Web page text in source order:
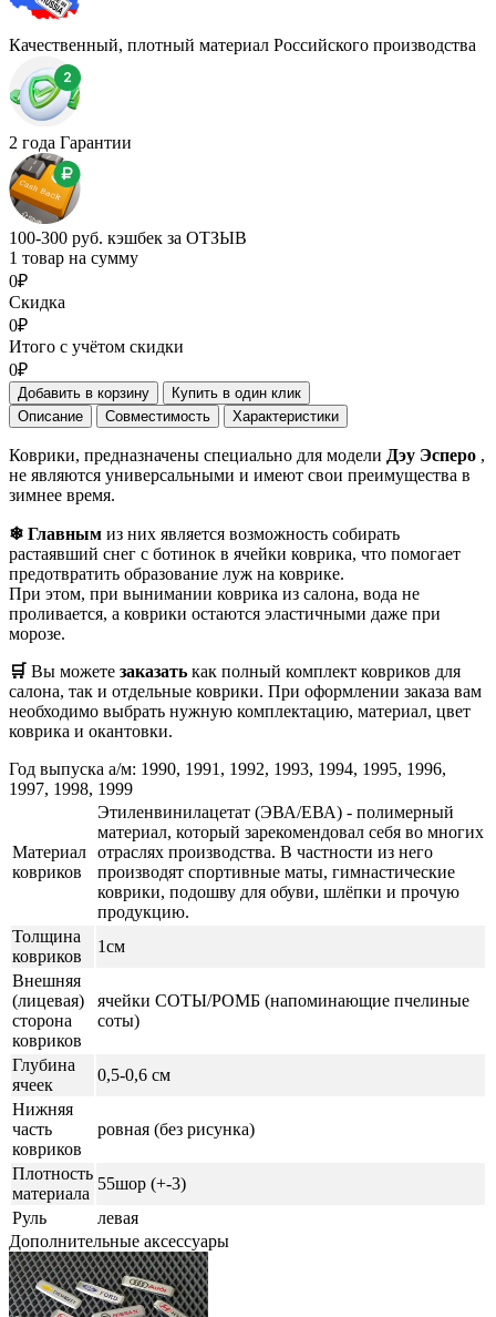
Качественный, плотный материал Российского производства
2 года Гарантии
100-300 руб. кэшбек за ОТЗЫВ
1 товар на сумму
0₽
Скидка
0₽
Итого с учётом скидки
0₽
Добавить в корзину
Купить в один клик
Описание
Совместимость Характеристики
Коврики, предназначены специально для модели Дэу Эсперо ,
не являются универсальными и имеют свои преимущества в
зимнее время.
❄ Главным из них является возможность собирать
растаявший снег с ботинок в ячейки коврика, что помогает
предотвратить образование луж на коврике.
При этом, при вынимании коврика из салона, вода не
проливается, а коврики остаются эластичными даже при
морозе.
🛒 Вы можете заказать как полный комплект ковриков для
салона, так и отдельные коврики. При оформлении заказа вам
необходимо выбрать нужную комплектацию, материал, цвет
коврика и окантовки.
Год выпуска а/м: 1990, 1991, 1992, 1993, 1994, 1995, 1996,
1997, 1998, 1999
Материал
ковриков
Этиленвинилацетат (ЭВА/ЕВА) - полимерный
материал, который зарекомендовал себя во многих
отраслях производства. В частности из него
производят спортивные маты, гимнастические
коврики, подошву для обуви, шлёпки и прочую
продукцию.
Толщина
ковриков
1см
Внешняя
(лицевая)
сторона
ковриков
ячейки СОТЫ/РОМБ (напоминающие пчелиные
соты)
Глубина
ячеек
0,5-0,6 см
Нижняя
часть
ковриков
ровная (без рисунка)
Плотность
материала
55шор (+-3)
Руль
левая
Дополнительные аксессуары